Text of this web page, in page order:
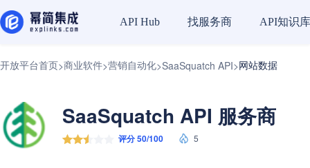
API Hub 找服务商 API知识库
开放平台首页>商业软件>营销自动化>SaaSquatch API>网站数据
SaaSquatch API 服务商
评分 50/100 5